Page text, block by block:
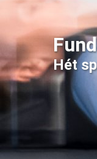
Hét